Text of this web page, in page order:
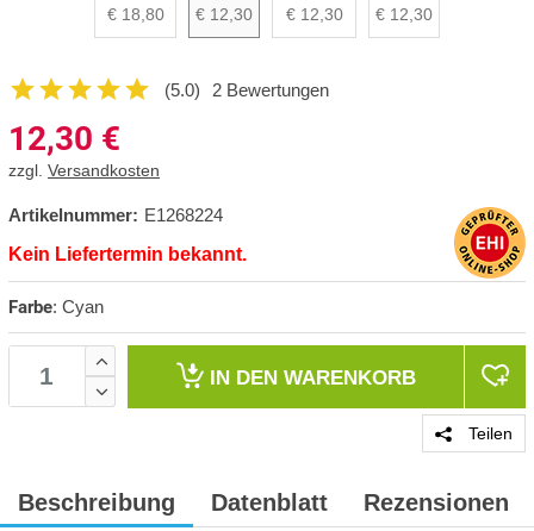
€ 18,80
€ 12,30
€ 12,30
€ 12,30
(5.0) 2 Bewertungen
12,30 €
zzgl. Versandkosten
Artikelnummer: E1268224
Kein Liefertermin bekannt.
Farbe: Cyan
IN DEN WARENKORB
Teilen
Beschreibung Datenblatt Rezensionen